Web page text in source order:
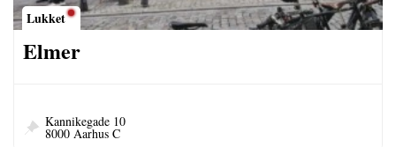
Lukket
Elmer
Kannikegade 10
8000 Aarhus C